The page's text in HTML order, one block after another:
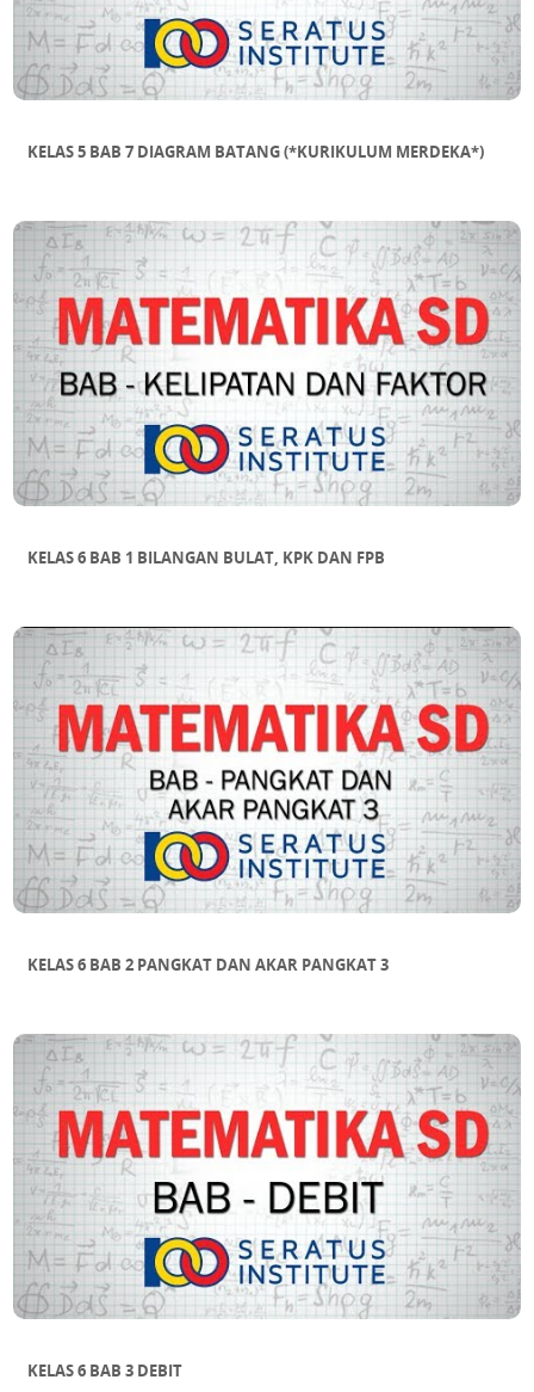
KELAS 5 BAB 7 DIAGRAM BATANG (*KURIKULUM MERDEKA*)
KELAS 6 BAB 1 BILANGAN BULAT, KPK DAN FPB
KELAS 6 BAB 2 PANGKAT DAN AKAR PANGKAT 3
KELAS 6 BAB 3 DEBIT